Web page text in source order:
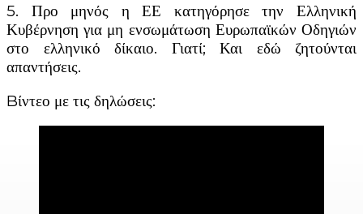
5. Προ μηνός η ΕΕ κατηγόρησε την Ελληνική
Κυβέρνηση για μη ενσωμάτωση Ευρωπαϊκών Οδηγιών
στο ελληνικό δίκαιο. Γιατί; Και εδώ ζητούνται
απαντήσεις.
Bίντεο με τις δηλώσεις: